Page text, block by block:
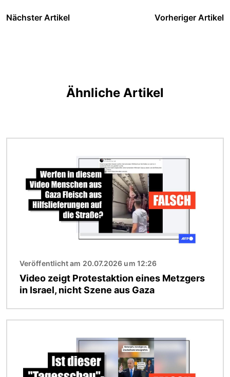
Nächster Artikel Vorheriger Artikel
Ähnliche Artikel
Veröffentlicht am 20.07.2026 um 12:26
Video zeigt Protestaktion eines Metzgers
in Israel, nicht Szene aus Gaza